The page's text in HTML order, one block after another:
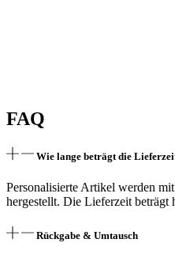
FAQ
Wie lange beträgt die
Personalisierte Artikel werden
hergestellt. Die Lieferzeit beträgt
Rückgabe & Umtausch